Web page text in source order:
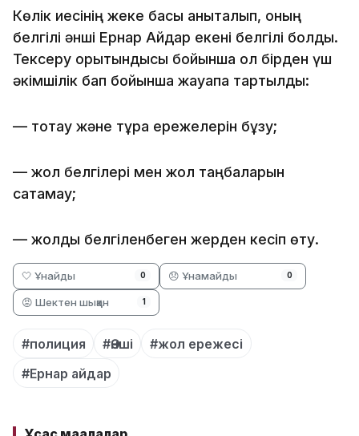
Көлік иесінің жеке басы анықталып, оның
белгілі әнші Ернар Айдар екені белгілі болды.
Тексеру қорытындысы бойынша ол бірден үш
әкімшілік бап бойынша жауапқа тартылды:
— тоқтау және тұрақ ережелерін бұзу;
— жол белгілері мен жол таңбаларын
сақтамау;
— жолды белгіленбеген жерден кесіп өту.
🤍 Ұнайды 0 😞 Ұнамайды 0
😡 Шектен шыққан 1
#полиция #Әнші
#жол ережесі
#Ернар айдар